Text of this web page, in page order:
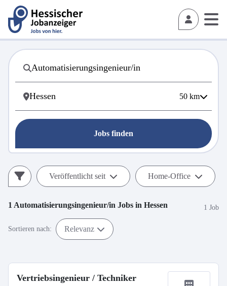
50 km
Jobs finden
Veröffentlicht seit Home-Office
1 Automatisierungsingenieur/in Jobs in Hessen 1 Job
Sortieren nach: Relevanz
Vertriebsingenieur / Techniker